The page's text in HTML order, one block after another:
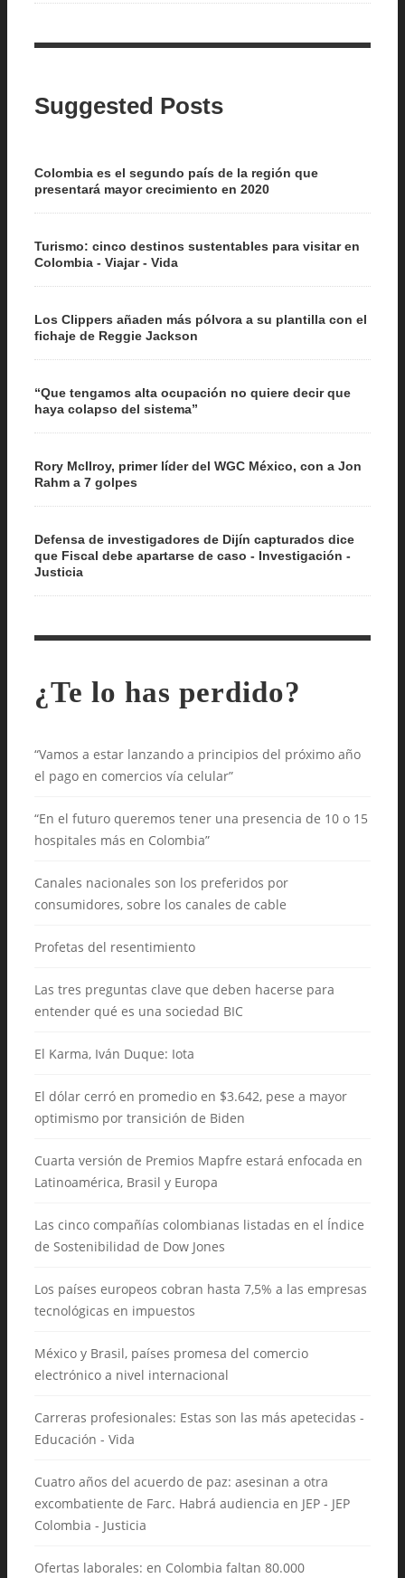
Suggested Posts
Colombia es el segundo país de la región que
presentará mayor crecimiento en 2020
Turismo: cinco destinos sustentables para visitar en
Colombia - Viajar - Vida
Los Clippers añaden más pólvora a su plantilla con el
fichaje de Reggie Jackson
“Que tengamos alta ocupación no quiere decir que
haya colapso del sistema”
Rory McIlroy, primer líder del WGC México, con a Jon
Rahm a 7 golpes
Defensa de investigadores de Dijín capturados dice
que Fiscal debe apartarse de caso - Investigación -
Justicia
¿Te lo has perdido?
“Vamos a estar lanzando a principios del próximo año
el pago en comercios vía celular”
“En el futuro queremos tener una presencia de 10 o 15
hospitales más en Colombia”
Canales nacionales son los preferidos por
consumidores, sobre los canales de cable
Profetas del resentimiento
Las tres preguntas clave que deben hacerse para
entender qué es una sociedad BIC
El Karma, Iván Duque: Iota
El dólar cerró en promedio en $3.642, pese a mayor
optimismo por transición de Biden
Cuarta versión de Premios Mapfre estará enfocada en
Latinoamérica, Brasil y Europa
Las cinco compañías colombianas listadas en el Índice
de Sostenibilidad de Dow Jones
Los países europeos cobran hasta 7,5% a las empresas
tecnológicas en impuestos
México y Brasil, países promesa del comercio
electrónico a nivel internacional
Carreras profesionales: Estas son las más apetecidas -
Educación - Vida
Cuatro años del acuerdo de paz: asesinan a otra
excombatiente de Farc. Habrá audiencia en JEP - JEP
Colombia - Justicia
Ofertas laborales: en Colombia faltan 80.000